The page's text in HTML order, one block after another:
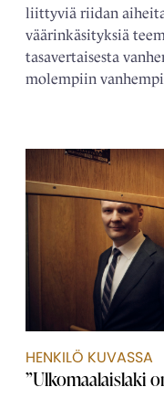
liittyviä riidan
väärinkäsityksiä
tasavertaisesta
molempiin
HENKILÖ KUVASSA
”Ulkomaalaislaki